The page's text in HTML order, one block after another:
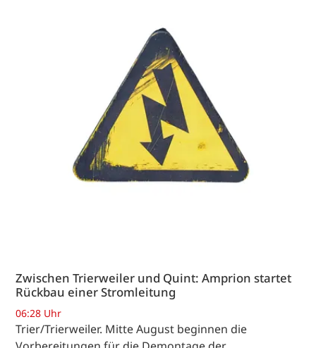
Zwischen Trierweiler und Quint: Amprion startet
Rückbau einer Stromleitung
06:28 Uhr
Trier/Trierweiler. Mitte August beginnen die